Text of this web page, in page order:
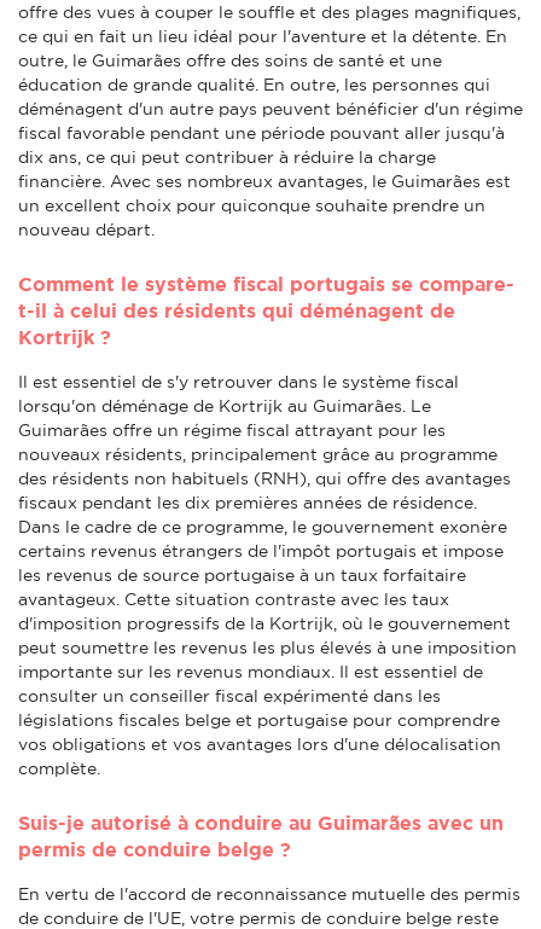
offre des vues à couper le souffle et des plages magnifiques,
ce qui en fait un lieu idéal pour l'aventure et la détente. En
outre, le Guimarães offre des soins de santé et une
éducation de grande qualité. En outre, les personnes qui
déménagent d'un autre pays peuvent bénéficier d'un régime
fiscal favorable pendant une période pouvant aller jusqu'à
dix ans, ce qui peut contribuer à réduire la charge
financière. Avec ses nombreux avantages, le Guimarães est
un excellent choix pour quiconque souhaite prendre un
nouveau départ.
Comment le système fiscal portugais se compare-
t-il à celui des résidents qui déménagent de
Kortrijk ?
Il est essentiel de s'y retrouver dans le système fiscal
lorsqu'on déménage de Kortrijk au Guimarães. Le
Guimarães offre un régime fiscal attrayant pour les
nouveaux résidents, principalement grâce au programme
des résidents non habituels (RNH), qui offre des avantages
fiscaux pendant les dix premières années de résidence.
Dans le cadre de ce programme, le gouvernement exonère
certains revenus étrangers de l'impôt portugais et impose
les revenus de source portugaise à un taux forfaitaire
avantageux. Cette situation contraste avec les taux
d'imposition progressifs de la Kortrijk, où le gouvernement
peut soumettre les revenus les plus élevés à une imposition
importante sur les revenus mondiaux. Il est essentiel de
consulter un conseiller fiscal expérimenté dans les
législations fiscales belge et portugaise pour comprendre
vos obligations et vos avantages lors d'une délocalisation
complète.
Suis-je autorisé à conduire au Guimarães avec un
permis de conduire belge ?
En vertu de l'accord de reconnaissance mutuelle des permis
de conduire de l'UE, votre permis de conduire belge reste